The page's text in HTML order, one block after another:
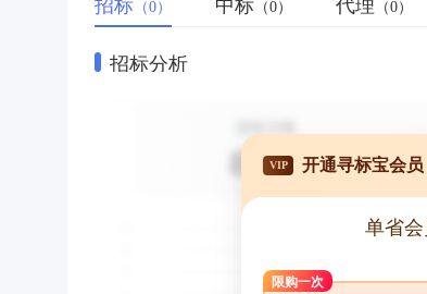
招标 （0） 中标 （0） 代理 （0）
招标分析
VIP 开通寻标宝会
单省
限购一次